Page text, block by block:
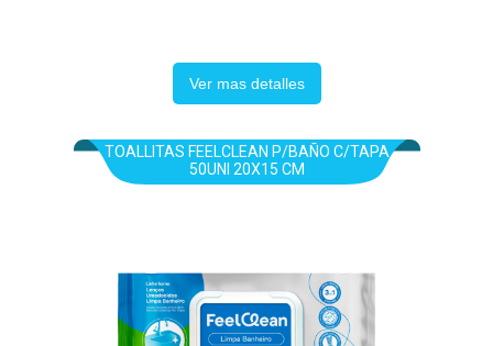
Ver mas detalles
TOALLITAS FEELCLEAN P/BAÑO C/TAPA
50UNI 20X15 CM